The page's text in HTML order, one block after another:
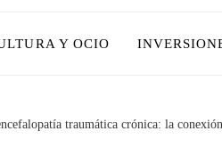
Y OCIO
traumática crónica: la